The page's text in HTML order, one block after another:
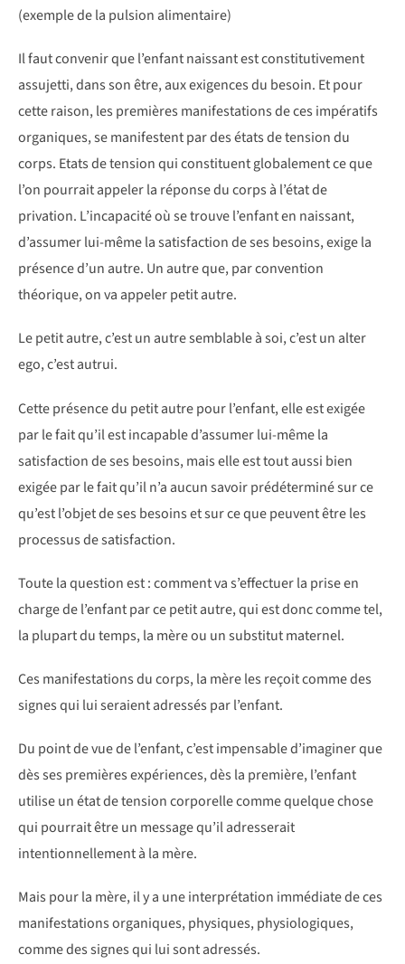
(exemple de la pulsion alimentaire)
Il faut convenir que l’enfant naissant est constitutivement
assujetti, dans son être, aux exigences du besoin. Et pour
cette raison, les premières manifestations de ces impératifs
organiques, se manifestent par des états de tension du
corps. Etats de tension qui constituent globalement ce que
l’on pourrait appeler la réponse du corps à l’état de
privation. L’incapacité où se trouve l’enfant en naissant,
d’assumer lui-même la satisfaction de ses besoins, exige la
présence d’un autre. Un autre que, par convention
théorique, on va appeler petit autre.
Le petit autre, c’est un autre semblable à soi, c’est un alter
ego, c’est autrui.
Cette présence du petit autre pour l’enfant, elle est exigée
par le fait qu’il est incapable d’assumer lui-même la
satisfaction de ses besoins, mais elle est tout aussi bien
exigée par le fait qu’il n’a aucun savoir prédéterminé sur ce
qu’est l’objet de ses besoins et sur ce que peuvent être les
processus de satisfaction.
Toute la question est : comment va s’effectuer la prise en
charge de l’enfant par ce petit autre, qui est donc comme tel,
la plupart du temps, la mère ou un substitut maternel.
Ces manifestations du corps, la mère les reçoit comme des
signes qui lui seraient adressés par l’enfant.
Du point de vue de l’enfant, c’est impensable d’imaginer que
dès ses premières expériences, dès la première, l’enfant
utilise un état de tension corporelle comme quelque chose
qui pourrait être un message qu’il adresserait
intentionnellement à la mère.
Mais pour la mère, il y a une interprétation immédiate de ces
manifestations organiques, physiques, physiologiques,
comme des signes qui lui sont adressés.